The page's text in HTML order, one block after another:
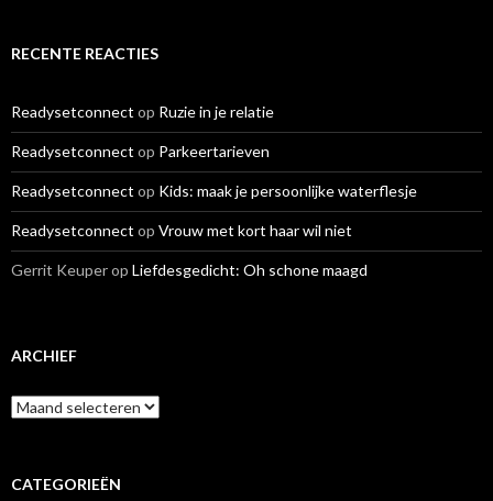
RECENTE REACTIES
Readysetconnect op Ruzie in je relatie
Readysetconnect op Parkeertarieven
Readysetconnect op Kids: maak je persoonlijke waterflesje
Readysetconnect op Vrouw met kort haar wil niet
Gerrit Keuperop Liefdesgedicht: Oh schone maagd
ARCHIEF
A
r
iCATEGORIEËN